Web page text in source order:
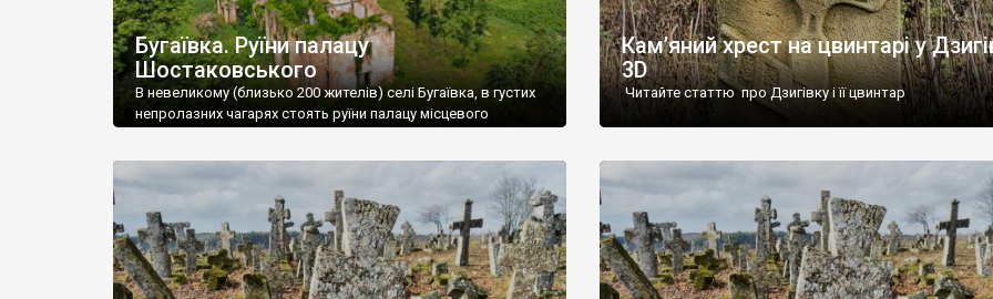
Бугаївка. Руїни палацу
Шостаковського
В невеликому (близько 200 жителів) селі Бугаївка, в густих
непролазних чагарях стоять руїни палацу місцевого
потім клуб, ще пізніше – гуртожиток. У 60-х роках минулого
століття тут розмістили туберкульозну лікарню. Коли із
палацу виїхала лікарня – ми точно не […]
Кам’яний хрест на цвинтарі у
3D
Читайте статтю про Дзигівку і її цвинтар